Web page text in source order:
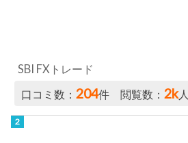
SBI FXトレード
口コミ数：204件 閲覧数：2k人